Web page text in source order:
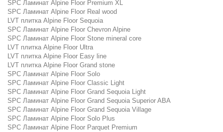
SPC Ламинат Alpine Floor Premium XL
SPC Ламинат Alpine Floor Real wood
LVT плитка Alpine Floor Sequoia
SPC Ламинат Alpine Floor Chevron Alpine
SPC Ламинат Alpine Floor Stone mineral core
LVT плитка Alpine Floor Ultra
LVT плитка Alpine Floor Easy line
LVT плитка Alpine Floor Grand stone
SPC Ламинат Alpine Floor Solo
SPC Ламинат Alpine Floor Classic Light
SPC Ламинат Alpine Floor Grand Sequoia Light
SPC Ламинат Alpine Floor Grand Sequoia Superior ABA
SPC Ламинат Alpine Floor Grand Sequoia Village
SPC Ламинат Alpine Floor Solo Plus
SPC Ламинат Alpine Floor Parquet Premium